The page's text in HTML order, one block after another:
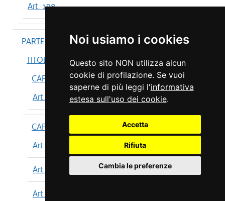
Noi usiamo i cookies
Questo sito NON utilizza alcun
cookie di profilazione. Se vuoi
saperne di più leggi l'informativa
estesa sull'uso dei cookie.
Accetta
Rifiuta
Cambia le preferenze
Art. 198
PARTE IV
TITOLO I
CAPO I
Art. 199
CAPO II
Art. 200
Art. 201
Art. 202